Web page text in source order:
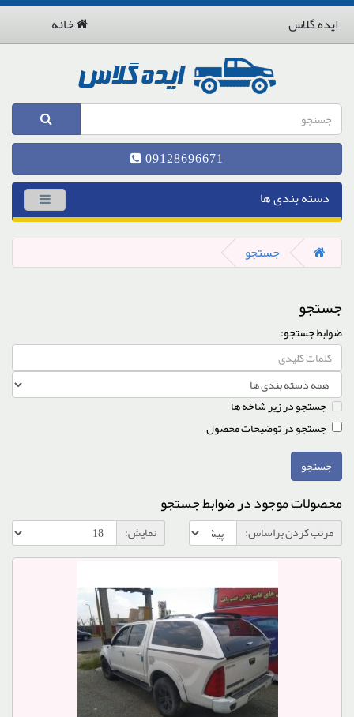
ایده گلاس خانه
09128696671
دسته بندی ها
جستجو
جستجو
ضوابط جستجو:
جستجو در زیر شاخه ها
جستجو در توضیحات محصول
محصولات موجود در ضوابط جستجو
مرتب کردن براساس: نمایش: